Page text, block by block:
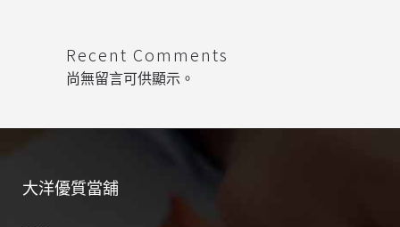
Recent Comments
尚無留言可供顯示。
大洋優質當舖